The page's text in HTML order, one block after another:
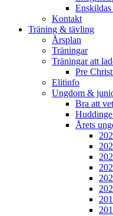
Enskildas
Kontakt
Träning & tävling
Årsplan
Träningar
Träningar att
Pre
Elitinfo
Ungdom &
Bra att
Årets